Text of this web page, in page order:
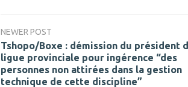
NEWER POST
Tshopo/Boxe : démission du président
ligue provinciale pour ingérence “des
personnes non attirées dans la gestion
technique de cette discipline”